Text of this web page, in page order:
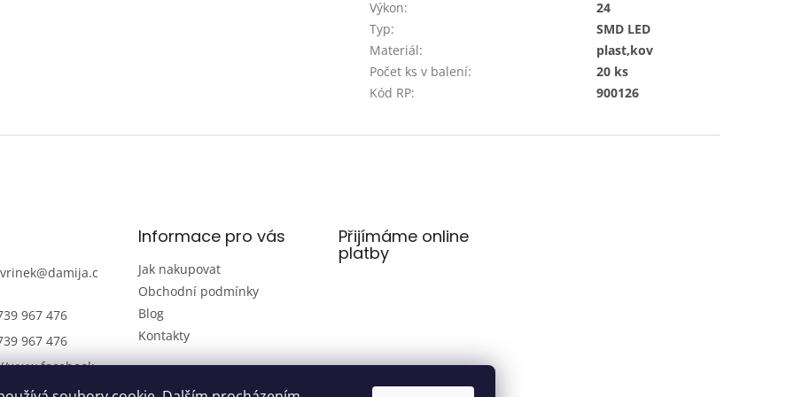
Výkon:
24
Typ:
SMD LED
Materiál:
plast,kov
Počet ks v balení:
20 ks
Kód RP: 900126
@damija.c
967 476
967 476
www.facebook.
Informace pro vás
Jak nakupovat
Obchodní podmínky
Blog
Kontakty
Přijímáme online
platby